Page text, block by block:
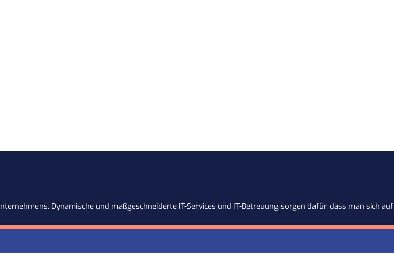
Dynamische und maßgeschneiderte IT-Services und IT-Betreuung sorgen dafür, dass man sich auf